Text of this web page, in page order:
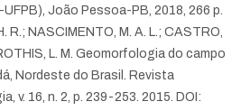
UFPB), João Pessoa-PB, 2018, 266 p.
R.; NASCIMENTO, M. A. L.; CASTRO,
L. M. Geomorfologia do campo
Nordeste do Brasil. Revista
v. 16, n. 2, p. 239-253. 2015. DOI: